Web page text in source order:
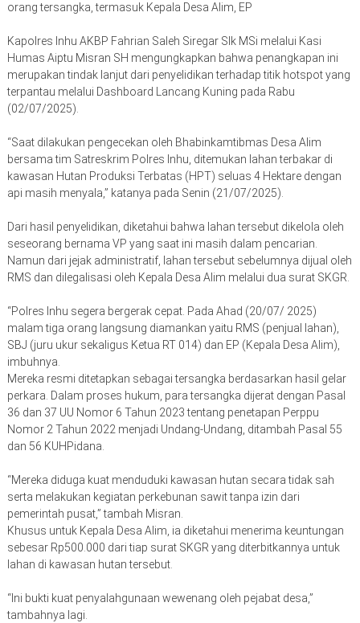
orang tersangka, termasuk Kepala Desa Alim, EP
Kapolres Inhu AKBP Fahrian Saleh Siregar SIk MSi melalui Kasi
Humas Aiptu Misran SH mengungkapkan bahwa penangkapan ini
merupakan tindak lanjut dari penyelidikan terhadap titik hotspot yang
terpantau melalui Dashboard Lancang Kuning pada Rabu
(02/07/2025).
“Saat dilakukan pengecekan oleh Bhabinkamtibmas Desa Alim
bersama tim Satreskrim Polres Inhu, ditemukan lahan terbakar di
kawasan Hutan Produksi Terbatas (HPT) seluas 4 Hektare dengan
api masih menyala,” katanya pada Senin (21/07/2025).
Dari hasil penyelidikan, diketahui bahwa lahan tersebut dikelola oleh
seseorang bernama VP yang saat ini masih dalam pencarian.
Namun dari jejak administratif, lahan tersebut sebelumnya dijual oleh
RMS dan dilegalisasi oleh Kepala Desa Alim melalui dua surat SKGR.
“Polres Inhu segera bergerak cepat. Pada Ahad (20/07/ 2025)
malam tiga orang langsung diamankan yaitu RMS (penjual lahan),
SBJ (juru ukur sekaligus Ketua RT 014) dan EP (Kepala Desa Alim),
imbuhnya.
Mereka resmi ditetapkan sebagai tersangka berdasarkan hasil gelar
perkara. Dalam proses hukum, para tersangka dijerat dengan Pasal
36 dan 37 UU Nomor 6 Tahun 2023 tentang penetapan Perppu
Nomor 2 Tahun 2022 menjadi Undang-Undang, ditambah Pasal 55
dan 56 KUHPidana.
“Mereka diduga kuat menduduki kawasan hutan secara tidak sah
serta melakukan kegiatan perkebunan sawit tanpa izin dari
pemerintah pusat,” tambah Misran.
Khusus untuk Kepala Desa Alim, ia diketahui menerima keuntungan
sebesar Rp500.000 dari tiap surat SKGR yang diterbitkannya untuk
lahan di kawasan hutan tersebut.
“Ini bukti kuat penyalahgunaan wewenang oleh pejabat desa,”
tambahnya lagi.